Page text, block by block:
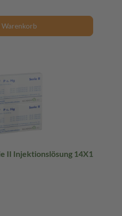
Warenkorb
II Injektionslösung 14X1